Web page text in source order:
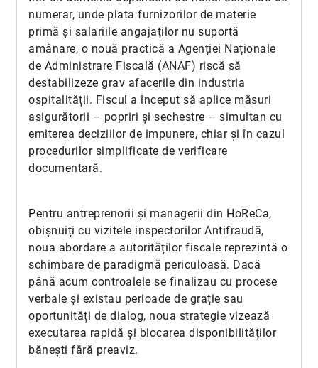
numerar, unde plata furnizorilor de materie
primă și salariile angajaților nu suportă
amânare, o nouă practică a Agenției Naționale
de Administrare Fiscală (ANAF) riscă să
destabilizeze grav afacerile din industria
ospitalității. Fiscul a început să aplice măsuri
asigurătorii – popriri și sechestre – simultan cu
emiterea deciziilor de impunere, chiar și în cazul
procedurilor simplificate de verificare
documentară.
Pentru antreprenorii și managerii din HoReCa,
obișnuiți cu vizitele inspectorilor Antifraudă,
noua abordare a autorităților fiscale reprezintă o
schimbare de paradigmă periculoasă. Dacă
până acum controalele se finalizau cu procese
verbale și existau perioade de grație sau
oportunități de dialog, noua strategie vizează
executarea rapidă și blocarea disponibilităților
bănești fără preaviz.